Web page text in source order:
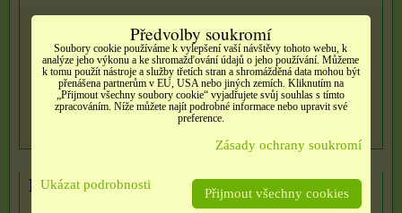
96 Kč
Dostupnost:Skladem
DO KOŠÍKU
Nová cesta
Předvolby soukromí
Soubory cookie používáme k vylepšení vaší návštěvy tohoto webu, k
analýze jeho výkonu a ke shromažďování údajů o jeho používání. Můžeme
k tomu použít nástroje a služby třetích stran a shromážděná data mohou být
přenášena partnerům v EU, USA nebo jiných zemích. Kliknutím na
„Přijmout všechny soubory cookie“ vyjadřujete svůj souhlas s tímto
zpracováním. Níže můžete najít podrobné informace nebo upravit své
preference.
Zásady ochrany soukromí
Ukázat podrobnosti
Přijmout všechny cookies